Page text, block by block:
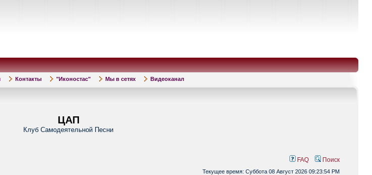
Контакты "Иконостас" Мы в сетях Видеоканал
ЦАП
Клуб Самодеятельной Песни
FAQ Поиск
Текущее время: Суббота 08 Август 2026 09:23:54 PM